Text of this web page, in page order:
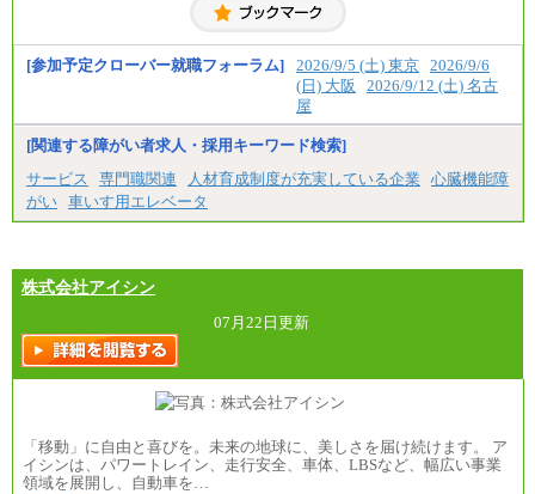
[参加予定クローバー就職フォーラム] 2026/9/5 (土) 東京 2026/9/6
(日) 大阪
2026/9/12 (土) 名古
屋
[関連する障がい者求人・採用キーワード検索]
サービス
専門職関連 人材育成制度が充実している企業
心臓機能障
がい 車いす用エレベータ
株式会社アイシン
07月22日更新
「移動」に自由と喜びを。未来の地球に、美しさを届け続けます。 ア
イシンは、パワートレイン、走行安全、車体、LBSなど、幅広い事業
領域を展開し、自動車を…